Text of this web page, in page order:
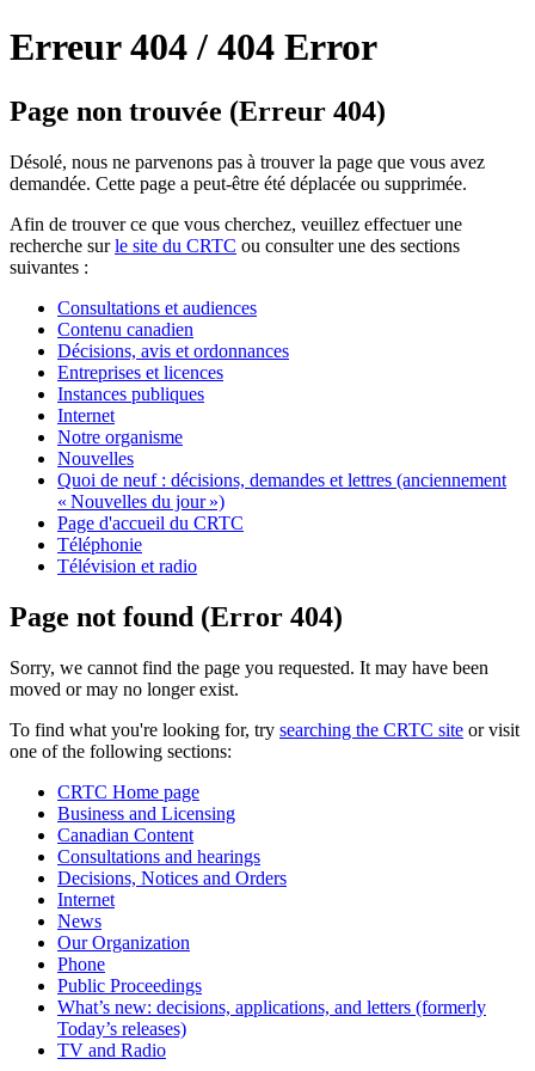
Erreur 404 / 404 Error
Page non trouvée (Erreur 404)
Désolé, nous ne parvenons pas à trouver la page que vous avez
demandée. Cette page a peut-être été déplacée ou supprimée.
Afin de trouver ce que vous cherchez, veuillez effectuer une
recherche surle site du CRTC ou consulter une des sections
suivantes :
Consultations et audiences
Contenu canadien
Décisions, avis et ordonnances
Entreprises et licences
Instances publiques
Internet
Notre organisme
Nouvelles
Quoi de neuf : décisions, demandes et lettres (anciennement
« Nouvelles du jour »)
Page d'accueil du CRTC
Téléphonie
Télévision et radio
Page not found (Error 404)
Sorry, we cannot find the page you requested. It may have been
moved or may no longer exist.
To find what you're looking for, try searching the CRTC site or visit
one of the following sections:
CRTC Home page
Business and Licensing
Canadian Content
Consultations and hearings
Decisions, Notices and Orders
Internet
News
Our Organization
Phone
Public Proceedings
What’s new: decisions, applications, and letters (formerly
Today’s releases)
TV and Radio